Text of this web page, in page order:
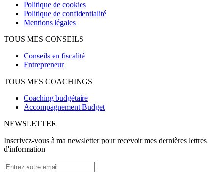
Politique de cookies
Politique de confidentialité
Mentions légales
TOUS MES CONSEILS
Conseils en fiscalité
Entrepreneur
TOUS MES COACHINGS
Coaching budgétaire
Accompagnement Budget
NEWSLETTER
Inscrivez-vous à ma newsletter pour recevoir mes dernières lettres
d'information